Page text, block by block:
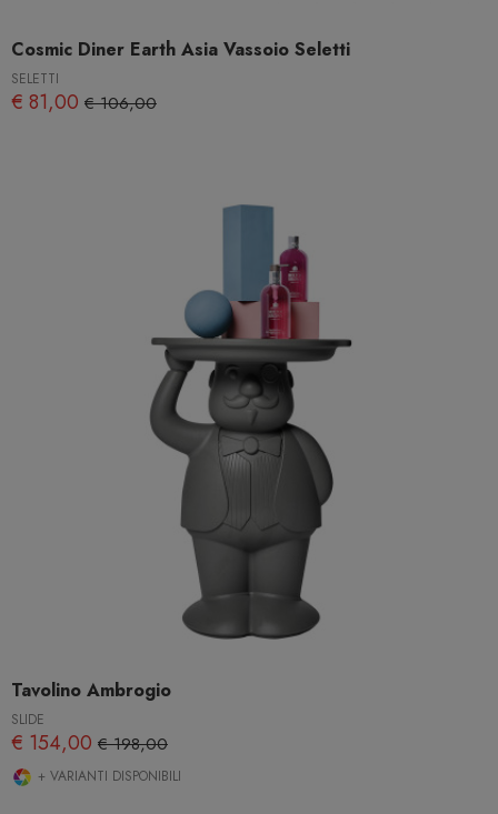
Cosmic Diner Earth Asia Vassoio Seletti
SELETTI
€ 81,00 € 106,00
Tavolino Ambrogio
SLIDE
€ 154,00 € 198,00
+ VARIANTI DISPONIBILI